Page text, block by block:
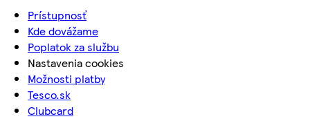
Prístupnosť
Kde dovážame
Poplatok za službu
Nastavenia cookies
Možnosti platby
Tesco.sk
Clubcard